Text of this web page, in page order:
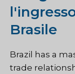
Brasile
Brazil has a
trade